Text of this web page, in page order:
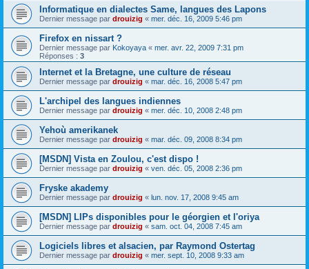
Informatique en dialectes Same, langues des Lapons
Dernier message par drouizig « mer. déc. 16, 2009 5:46 pm
Firefox en nissart ?
Dernier message par Kokoyaya « mer. avr. 22, 2009 7:31 pm
Réponses : 3
Internet et la Bretagne, une culture de réseau
Dernier message par drouizig « mar. déc. 16, 2008 5:47 pm
L'archipel des langues indiennes
Dernier message par drouizig « mer. déc. 10, 2008 2:48 pm
Yehoù amerikanek
Dernier message par drouizig « mar. déc. 09, 2008 8:34 pm
[MSDN] Vista en Zoulou, c'est dispo !
Dernier message par drouizig « ven. déc. 05, 2008 2:36 pm
Fryske akademy
Dernier message par drouizig « lun. nov. 17, 2008 9:45 am
[MSDN] LIPs disponibles pour le géorgien et l'oriya
Dernier message par drouizig « sam. oct. 04, 2008 7:45 am
Logiciels libres et alsacien, par Raymond Ostertag
Dernier message par drouizig « mer. sept. 10, 2008 9:33 am